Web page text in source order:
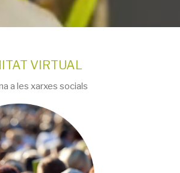
VIRTUAL
a les xarxes socials